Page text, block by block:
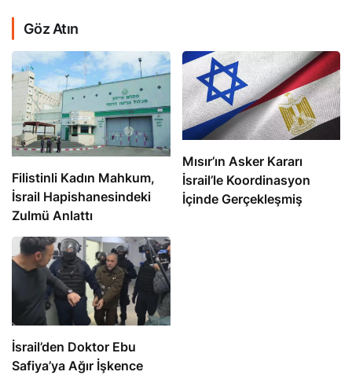
Göz Atın
Filistinli Kadın Mahkum,
İsrail Hapishanesindeki
Zulmü Anlattı
Mısır’ın Asker Kararı
İsrail’le Koordinasyon
İçinde Gerçekleşmiş
İsrail’den Doktor Ebu
Safiya’ya Ağır İşkence